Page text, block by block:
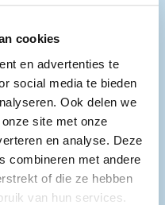
cookies
en advertenties te
social media te bieden
Ook delen we
site met onze
en analyse. Deze
combineren met andere
of die ze hebben
van hun services.